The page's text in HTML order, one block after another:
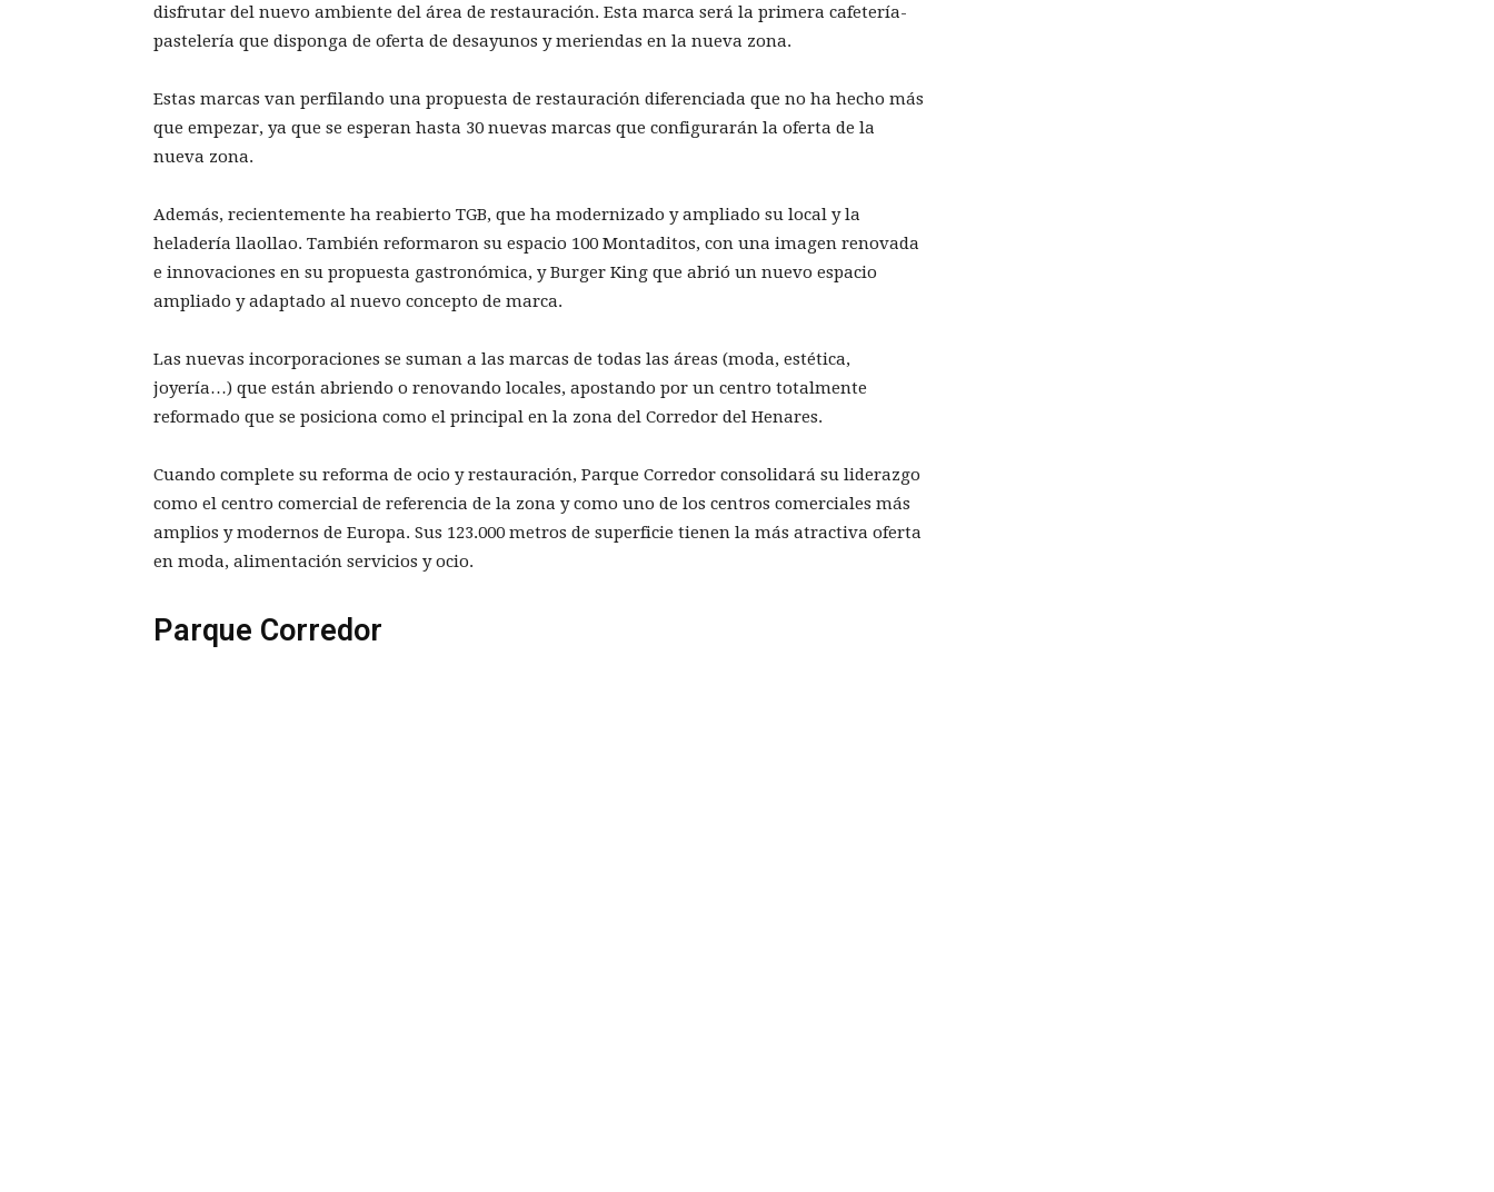
disfrutar del nuevo ambiente del área de restauración. Esta marca será la primera cafetería-
pastelería que disponga de oferta de desayunos y meriendas en la nueva zona.
Estas marcas van perfilando una propuesta de restauración diferenciada que no ha hecho más
que empezar, ya que se esperan hasta 30 nuevas marcas que configurarán la oferta de la
nueva zona.
Además, recientemente ha reabierto TGB, que ha modernizado y ampliado su local y la
heladería llaollao. También reformaron su espacio 100 Montaditos, con una imagen renovada
e innovaciones en su propuesta gastronómica, y Burger King que abrió un nuevo espacio
ampliado y adaptado al nuevo concepto de marca.
Las nuevas incorporaciones se suman a las marcas de todas las áreas (moda, estética,
joyería…) que están abriendo o renovando locales, apostando por un centro totalmente
reformado que se posiciona como el principal en la zona del Corredor del Henares.
Cuando complete su reforma de ocio y restauración, Parque Corredor consolidará su liderazgo
como el centro comercial de referencia de la zona y como uno de los centros comerciales más
amplios y modernos de Europa. Sus 123.000 metros de superficie tienen la más atractiva oferta
en moda, alimentación servicios y ocio.
Parque Corredor